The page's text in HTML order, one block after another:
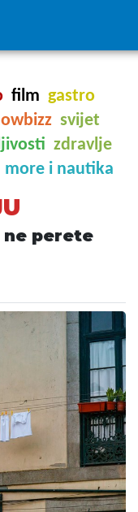
film gastro
svijet
zdravlje
more i nautika
perete